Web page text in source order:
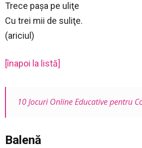
Trece paşa pe uliţe
Cu trei mii de suliţe.
(ariciul)
[înapoi la listă]
10 Jocuri Online Educative pentru
Balenă